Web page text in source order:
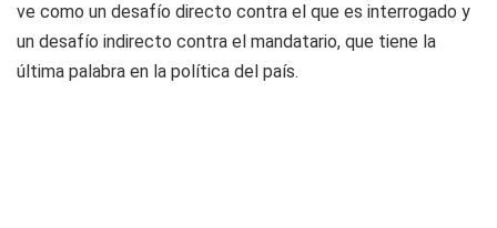
ve como un desafío directo contra el que es interrogado y
un desafío indirecto contra el mandatario, que tiene la
última palabra en la política del país.